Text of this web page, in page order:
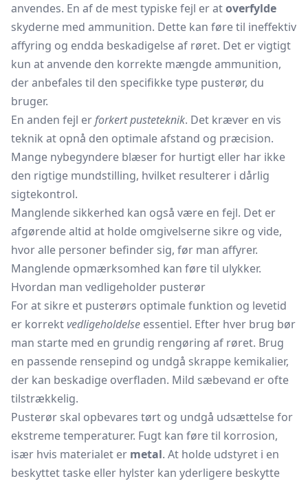
anvendes. En af de mest typiske fejl er atoverfylde
skyderne med ammunition. Dette kan føre til ineffektiv
affyring og endda beskadigelse af røret. Det er vigtigt
kun at anvende den korrekte mængde ammunition,
der anbefales til den specifikke type pusterør, du
bruger.
En anden fejl erforkert pusteteknik. Det kræver en vis
teknik at opnå den optimale afstand og præcision.
Mange nybegyndere blæser for hurtigt eller har ikke
den rigtige mundstilling, hvilket resulterer i dårlig
sigtekontrol.
Manglende sikkerhed kan også være en fejl. Det er
afgørende altid at holde omgivelserne sikre og vide,
hvor alle personer befinder sig, før man affyrer.
Manglende opmærksomhed kan føre til ulykker.
Hvordan man vedligeholder pusterør
For at sikre et pusterørs optimale funktion og levetid
er korrektvedligeholdelse essentiel. Efter hver brug bør
man starte med en grundig rengøring af røret. Brug
en passende rensepind og undgå skrappe kemikalier,
der kan beskadige overfladen. Mild sæbevand er ofte
tilstrækkelig.
Pusterør skal opbevares tørt og undgå udsættelse for
ekstreme temperaturer. Fugt kan føre til korrosion,
især hvis materialet er metal. At holde udstyret i en
beskyttet taske eller hylster kan yderligere beskytte